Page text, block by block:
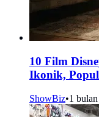
10 Film
Ikonik,
ShowBiz•1